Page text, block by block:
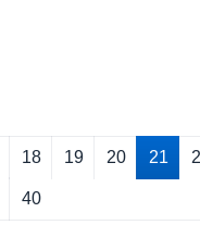
18 19 20 21
40